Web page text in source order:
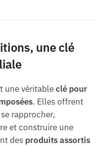
une clé
une véritableclé pour
. Elles offrent
rapprocher,
et construire une
des produits assortis